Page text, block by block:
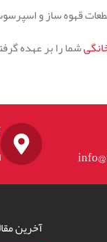
قهوه ساز و
شما را بر عهده
آخرین